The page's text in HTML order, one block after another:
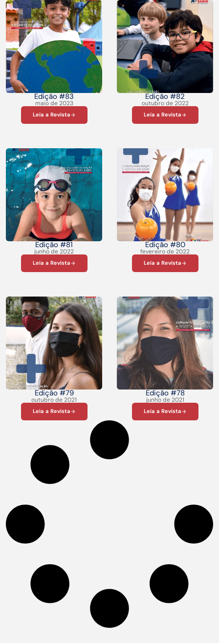
Edição #83
maio de 2023
Leia a Revista
Edição #82
outubro de 2022
Leia a Revista
Edição #81
junho de 2022
Leia a Revista
Edição #80
fevereiro de 2022
Leia a Revista
Edição #79
outubro de 2021
Leia a Revista
Edição #78
junho de 2021
Leia a Revista